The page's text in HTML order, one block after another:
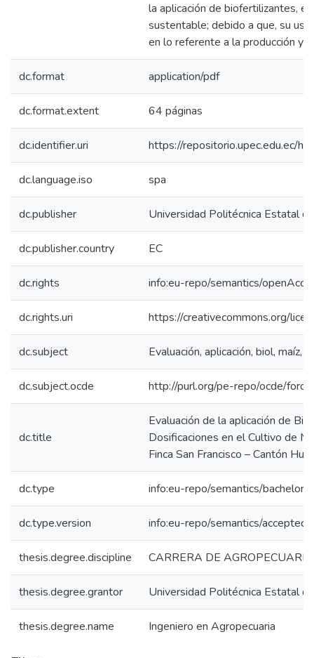
la aplicación de biofertilizantes,
sustentable; debido a que, su
en lo referente a la producción y
dc.format application/pdf
dc.format.extent 64 páginas
dc.identifier.uri https://repositorio.upec.edu.ec/
dc.language.iso spa
dc.publisher Universidad Politécnica Estatal
dc.publisher.country EC
dc.rights info:eu-repo/semantics/
dc.rights.uri https://creativecommons.org/
dc.subject Evaluación, aplicación, biol, maíz,
dc.subject.ocde http://purl.org/pe-repo/ocde/
dc.title
Evaluación de la aplicación de
Dosificaciones en el Cultivo de
Finca San Francisco – Cantón
dc.type info:eu-repo/semantics/
dc.type.version info:eu-repo/semantics/
thesis.degree.discipline CARRERA DE AGROPECUARIA
thesis.degree.grantor Universidad Politécnica Estatal
thesis.degree.name Ingeniero en Agropecuaria